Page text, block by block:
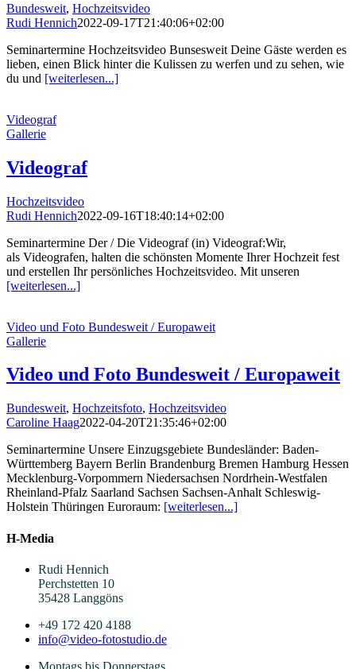
Bundesweit, Hochzeitsvideo
Rudi Hennich2022-09-17T21:40:06+02:00
Seminartermine Hochzeitsvideo Bunsesweit Deine Gäste werden es
lieben, einen Blick hinter die Kulissen zu werfen und zu sehen, wie
du und [weiterlesen...]
Videograf
Gallerie
Videograf
Hochzeitsvideo
Rudi Hennich2022-09-16T18:40:14+02:00
Seminartermine Der / Die Videograf (in) Videograf:Wir,
als Videografen, halten die schönsten Momente Ihrer Hochzeit fest
und erstellen Ihr persönliches Hochzeitsvideo. Mit unseren
[weiterlesen...]
Video und Foto Bundesweit / Europaweit
Gallerie
Video und Foto Bundesweit / Europaweit
Bundesweit, Hochzeitsfoto, Hochzeitsvideo
Caroline Haag2022-04-20T21:35:46+02:00
Seminartermine Unsere Einzugsgebiete Bundesländer: Baden-
Württemberg Bayern Berlin Brandenburg Bremen Hamburg Hessen
Mecklenburg-Vorpommern Niedersachsen Nordrhein-Westfalen
Rheinland-Pfalz Saarland Sachsen Sachsen-Anhalt Schleswig-
Holstein Thüringen Euroraum: [weiterlesen...]
H-Media
Rudi Hennich
Perchstetten 10
35428 Langgöns
+49 172 420 4188
info@video-fotostudio.de
Montags bis Donnerstags